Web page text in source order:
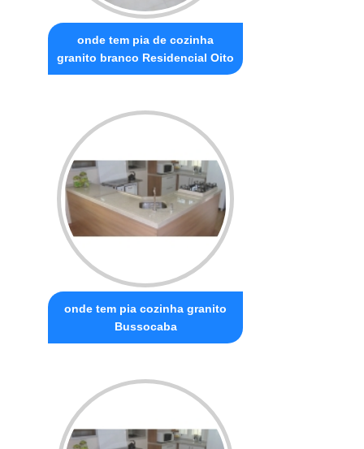
onde tem pia de cozinha
granito branco Residencial Oito
onde tem pia cozinha granito
Bussocaba